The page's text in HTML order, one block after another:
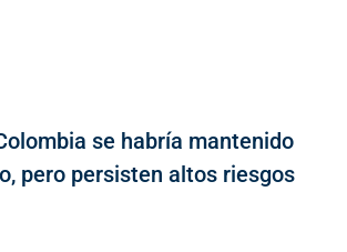
se habría mantenido
pero persisten altos riesgos